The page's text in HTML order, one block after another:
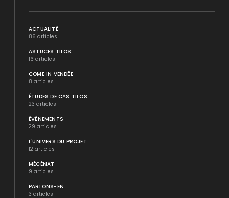
ACTUALITÉ
86 articles
ASTUCES TILOS
16 articles
COME IN VENDÉE
8 articles
ÉTUDES DE CAS TILOS
23 articles
ÉVÉNEMENTS
29 articles
L'UNIVERS DU PROJET
12 articles
MÉCÉNAT
9 articles
PARLONS-EN...
3 articles